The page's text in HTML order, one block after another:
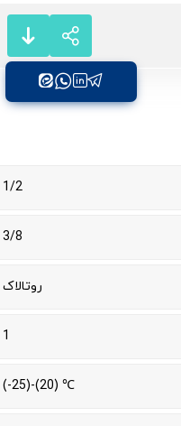
1/2
3/8
روتالاک
1
℃ (20)-(25-)